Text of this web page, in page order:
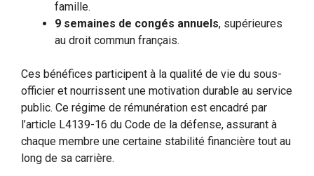
famille.
9 semaines de congés annuels, supérieures
au droit commun français.
Ces bénéfices participent à la qualité de vie du sous-
officier et nourrissent une motivation durable au service
public. Ce régime de rémunération est encadré par
l’article L4139-16 du Code de la défense, assurant à
chaque membre une certaine stabilité financière tout au
long de sa carrière.